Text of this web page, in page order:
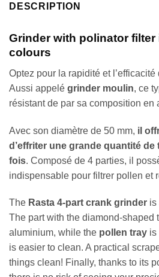
DESCRIPTION
Grinder with polinator filter
colours
Optez pour la rapidité et l’efficacité
Aussi appelé grinder moulin, ce
résistant de par sa composition en
Avec son diamètre de 50 mm, il
d’effriter une grande quantité de
fois. Composé de 4 parties, il
indispensable pour filtrer pollen et
The Rasta 4-part crank grinder is
The part with the diamond-shaped
aluminium, while the pollen tray is
is easier to clean. A practical
things clean! Finally, thanks to its